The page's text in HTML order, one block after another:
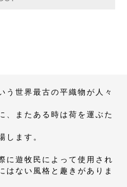
う世界最古の平織物が人々
、またある時は荷を運ぶた
します。
に遊牧民によって使用され
はない風格と趣きがありま